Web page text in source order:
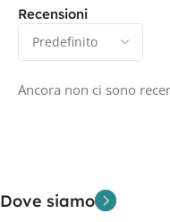
Recensioni
Ancora non ci sono
Dove siamo